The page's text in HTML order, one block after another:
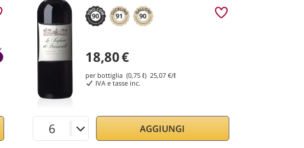
90 91 90
18,80€
per bottiglia (0,75 ℓ) 25,07 €/ℓ
IVA e tasse inc.
AGGIUNGI